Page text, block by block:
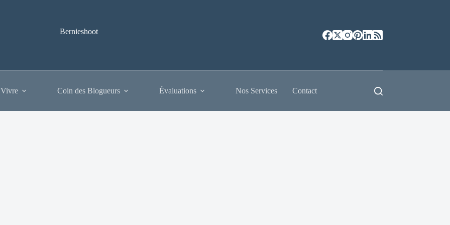
Bernieshoot
Coin des Blogueurs Évaluations Nos Services Contact